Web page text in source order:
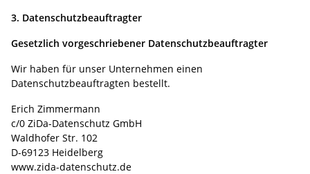
3. Datenschutzbeauftragter
Gesetzlich vorgeschriebener Datenschutzbeauftragter
Wir haben für unser Unternehmen einen
Datenschutzbeauftragten bestellt.
Erich Zimmermann
c/0 ZiDa-Datenschutz GmbH
Waldhofer Str. 102
D-69123 Heidelberg
www.zida-datenschutz.de